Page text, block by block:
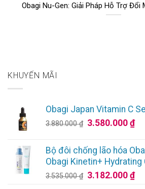
Obagi Nu-Gen: Giải Pháp Hỗ Trợ Đổi
KHUYẾN MÃI
Obagi Japan Vitamin C
3.880.000₫ Giá
là:
3.880.000 ₫.
3.580.000₫Giá
tại
là:
Bộ đôi chống lão hóa
Obagi Kinetin+ Hydrating
3.535.000₫ Giá
3.182.000₫Giá